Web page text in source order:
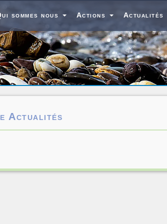
sommes nous Actions Actualités
Actualités